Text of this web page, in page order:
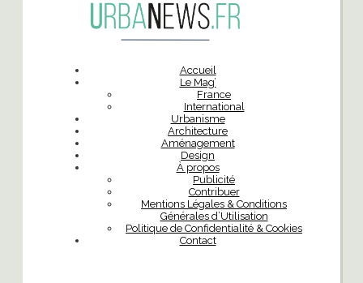
Accueil
Le Mag’
France
International
Urbanisme
Architecture
Aménagement
Design
À propos
Publicité
Contribuer
Mentions Légales & Conditions
Générales d’Utilisation
Politique de Confidentialité & Cookies
Contact